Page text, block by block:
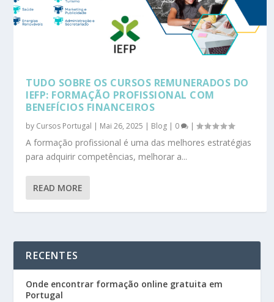
TUDO SOBRE OS CURSOS REMUNERADOS DO
IEFP: FORMAÇÃO PROFISSIONAL COM
BENEFÍCIOS FINANCEIROS
by Cursos Portugal | Mai 26, 2025 | Blog | 0 |
A formação profissional é uma das melhores estratégias
para adquirir competências, melhorar a...
READ MORE
RECENTES
Onde encontrar formação online gratuita em
Portugal